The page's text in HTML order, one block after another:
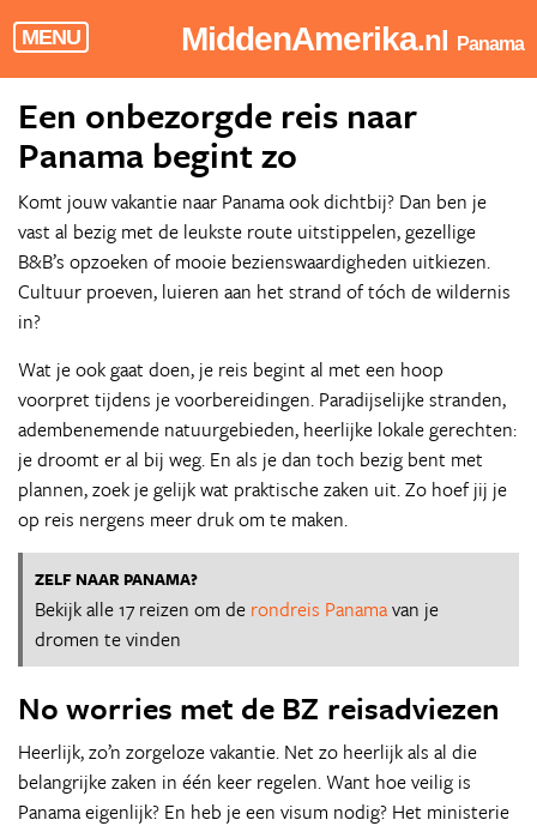
MENU MiddenAmerika.nl Panama
Een onbezorgde reis naar
Panama begint zo
Komt jouw vakantie naar Panama ook dichtbij? Dan ben je
vast al bezig met de leukste route uitstippelen, gezellige
B&B’s opzoeken of mooie bezienswaardigheden uitkiezen.
Cultuur proeven, luieren aan het strand of tóch de wildernis
in?
Wat je ook gaat doen, je reis begint al met een hoop
voorpret tijdens je voorbereidingen. Paradijselijke stranden,
adembenemende natuurgebieden, heerlijke lokale gerechten:
je droomt er al bij weg. En als je dan toch bezig bent met
plannen, zoek je gelijk wat praktische zaken uit. Zo hoef jij je
op reis nergens meer druk om te maken.
ZELF NAAR PANAMA?
Bekijk alle 17 reizen om de rondreis Panamavan je
dromen te vinden
No worries met de BZ reisadviezen
Heerlijk, zo’n zorgeloze vakantie. Net zo heerlijk als al die
belangrijke zaken in één keer regelen. Want hoe veilig is
Panama eigenlijk? En heb je een visum nodig? Het ministerie